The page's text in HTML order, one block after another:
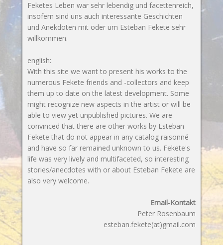
Feketes Leben war sehr lebendig und facettenreich,
insofern sind uns auch interessante Geschichten
und Anekdoten mit oder um Esteban Fekete sehr
willkommen.
english:
With this site we want to present his works to the
numerous Fekete friends and -collectors and keep
them up to date on the latest development. Some
might recognize new aspects in the artist or will be
able to view yet unpublished pictures. We are
convinced that there are other works by Esteban
Fekete that do not appear in any catalog raisonné
and have so far remained unknown to us. Fekete's
life was very lively and multifaceted, so interesting
stories/anecdotes with or about Esteban Fekete are
also very welcome.
Email-Kontakt
Peter Rosenbaum
esteban.fekete(at)gmail.com